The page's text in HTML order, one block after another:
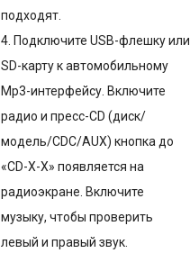
подходят.
4. Подключите USB-флешку или
SD-карту к автомобильному
Mp3-интерфейсу. Включите
радио и пресс-CD (диск/
модель/CDC/AUX) кнопка до
«CD-X-X» появляется на
радиоэкране. Включите
музыку, чтобы проверить
левый и правый звук.